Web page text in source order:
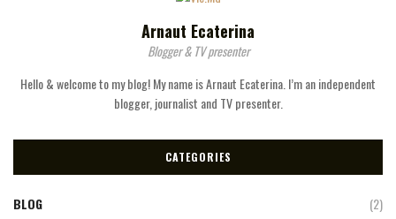
Arnaut Ecaterina
Blogger & TV presenter
Hello & welcome to my blog! My name is Arnaut Ecaterina. I’m an independent
blogger, journalist and TV presenter.
CATEGORIES
BLOG
(2)